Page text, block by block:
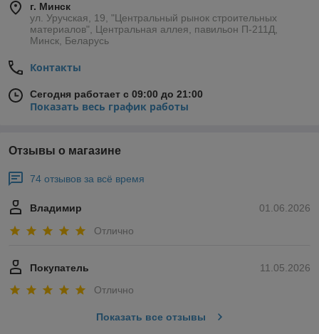
г. Минск
ул. Уручская, 19, "Центральный рынок строительных
материалов", Центральная аллея, павильон П-211Д,
Минск, Беларусь
Контакты
Сегодня работает с 09:00 до 21:00
Показать весь график работы
Отзывы о магазине
74 отзывов за всё время
01.06.2026
Владимир
Отлично
11.05.2026
Покупатель
Отлично
Показать все отзывы